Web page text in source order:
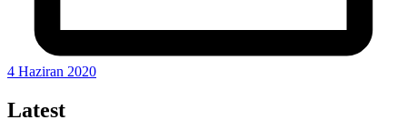
4 Haziran 2020
Latest